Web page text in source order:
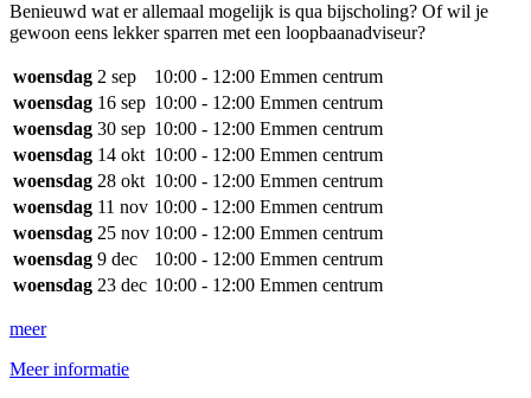
Benieuwd wat er allemaal mogelijk is qua bijscholing? Of wil je
gewoon eens lekker sparren met een loopbaanadviseur?
woensdag 2 sep 10:00 - 12:00 Emmen centrum
woensdag 16 sep 10:00 - 12:00 Emmen centrum
woensdag 30 sep 10:00 - 12:00 Emmen centrum
woensdag 14 okt 10:00 - 12:00 Emmen centrum
woensdag 28 okt 10:00 - 12:00 Emmen centrum
woensdag 11 nov 10:00 - 12:00 Emmen centrum
woensdag 25 nov 10:00 - 12:00 Emmen centrum
woensdag 9 dec 10:00 - 12:00 Emmen centrum
woensdag 23 dec 10:00 - 12:00 Emmen centrum
meer
Meer informatie